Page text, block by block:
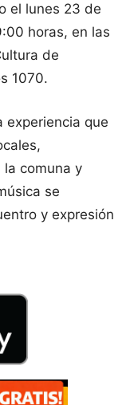
el lunes 23 de
horas, en las
de
1070.
experiencia que
comuna y
se
y expresión